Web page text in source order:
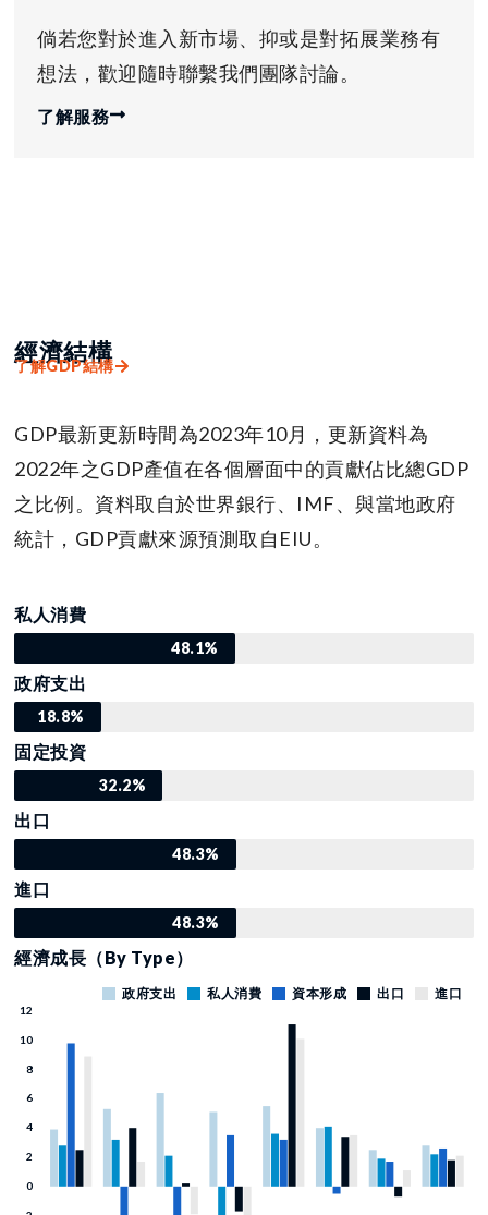
倘若您對於進入新市場、抑或是對拓展業務有
想法，歡迎隨時聯繫我們團隊討論。
了解服務
經濟結構
了解GDP結構
GDP最新更新時間為2023年10月，更新資料為
2022年之GDP產值在各個層面中的貢獻佔比總GDP
之比例。資料取自於世界銀行、IMF、與當地政府
統計，GDP貢獻來源預測取自EIU。
私人消費
48.1%
政府支出
18.8%
固定投資
32.2%
出口
48.3%
進口
48.3%
經濟成長（By Type）